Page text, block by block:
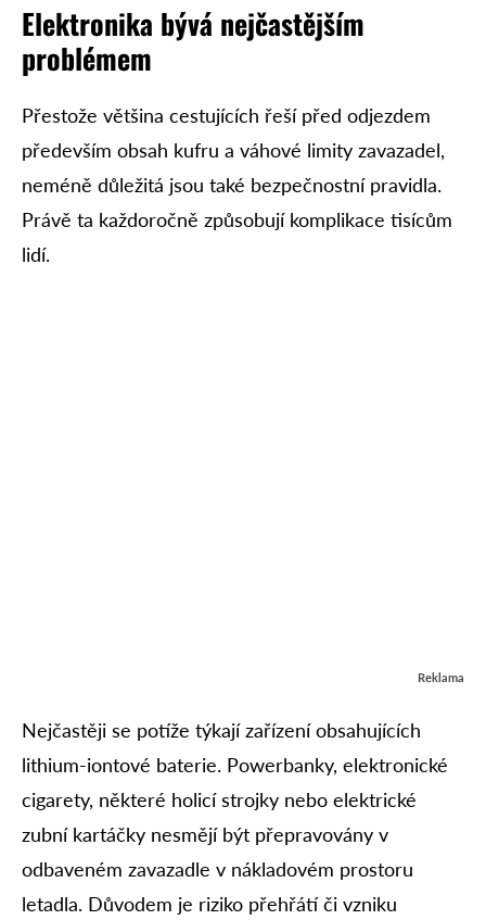
Elektronika bývá nejčastějším
problémem
Přestože většina cestujících řeší před odjezdem
především obsah kufru a váhové limity zavazadel,
neméně důležitá jsou také bezpečnostní pravidla.
Právě ta každoročně způsobují komplikace tisícům
lidí.
Reklama
Nejčastěji se potíže týkají zařízení obsahujících
lithium-iontové baterie. Powerbanky, elektronické
cigarety, některé holicí strojky nebo elektrické
zubní kartáčky nesmějí být přepravovány v
odbaveném zavazadle v nákladovém prostoru
letadla. Důvodem je riziko přehřátí či vzniku